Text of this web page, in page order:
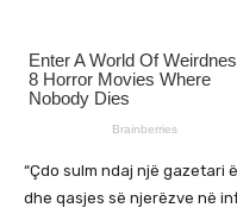
“Çdo sulm ndaj një gazetari
dhe qasjes së njerëzve në